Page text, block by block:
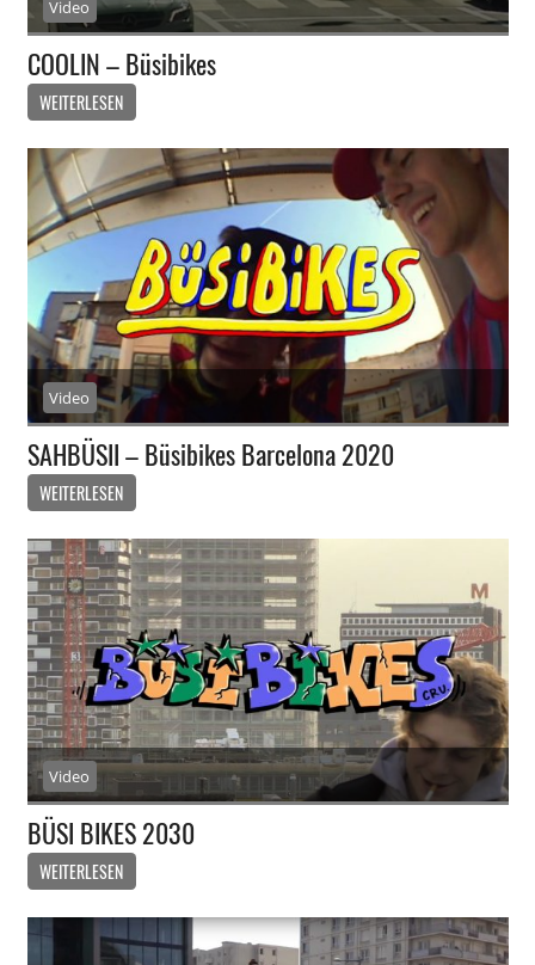
Video
COOLIN – Büsibikes
WEITERLESEN
Video
SAHBÜSII – Büsibikes Barcelona 2020
WEITERLESEN
Video
BÜSI BIKES 2030
WEITERLESEN